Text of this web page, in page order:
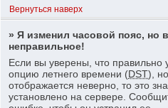
Вернуться наверх
» Я изменил часовой пояс, но
неправильное!
Если вы уверены, что правильно
опцию летнего времени (DST),
отображается неверно, то это
установлено на сервере.